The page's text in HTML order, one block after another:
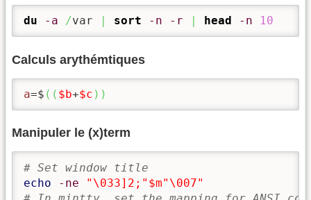
du -a /var | sort -n -r | head -n 10
Calculs arythémtiques
a=$ ( ( $b+$c ) )
Manipuler le (x)term
# Set window title
echo
-ne "\033]2;" $m"\007"